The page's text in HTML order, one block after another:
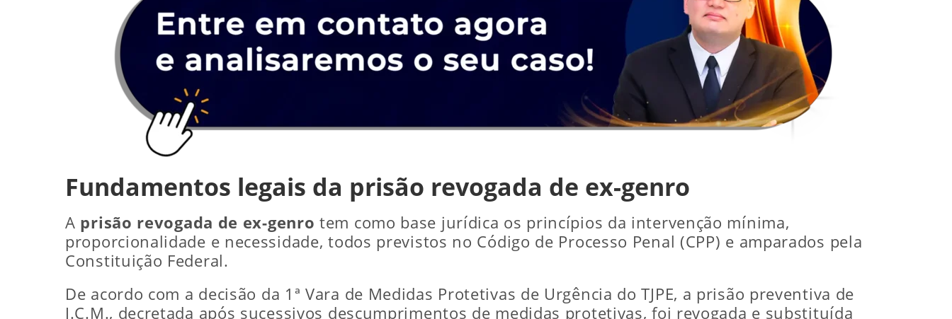
Fundamentos legais da prisão revogada de ex-genro
A prisão revogada de ex-genro tem como base jurídica os princípios da intervenção mínima,
proporcionalidade e necessidade, todos previstos no Código de Processo Penal (CPP) e amparados pela
Constituição Federal.
De acordo com a decisão da 1ª Vara de Medidas Protetivas de Urgência do TJPE, a prisão preventiva de
J.C.M., decretada após sucessivos descumprimentos de medidas protetivas, foi revogada e substituída